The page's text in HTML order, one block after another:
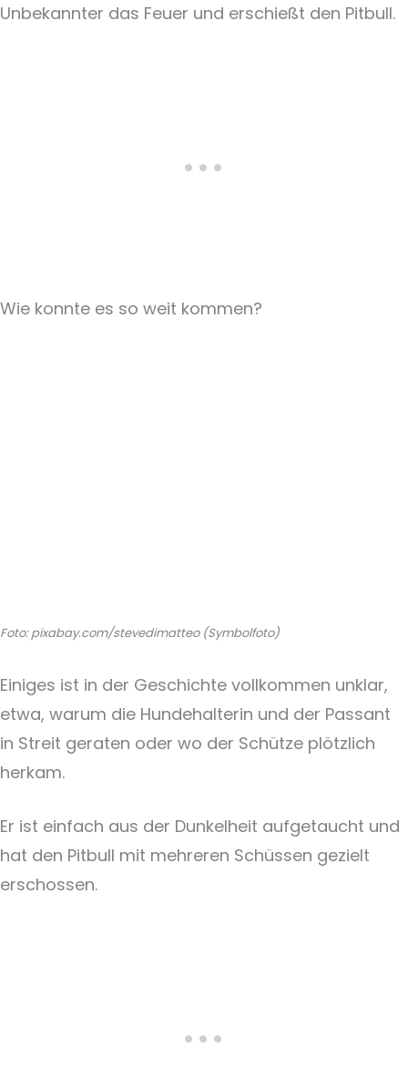
Unbekannter das Feuer und erschießt den Pitbull.
Wie konnte es so weit kommen?
Foto: pixabay.com/stevedimatteo (Symbolfoto)
Einiges ist in der Geschichte vollkommen unklar,
etwa, warum die Hundehalterin und der Passant
in Streit geraten oder wo der Schütze plötzlich
herkam.
Er ist einfach aus der Dunkelheit aufgetaucht und
hat den Pitbull mit mehreren Schüssen gezielt
erschossen.